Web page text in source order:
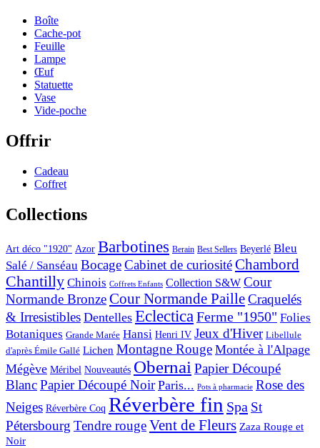
Boîte
Cache-pot
Feuille
Lampe
Œuf
Statuette
Vase
Vide-poche
Offrir
Cadeau
Coffret
Collections
Art déco "1920" Azor Barbotines Berain Best Sellers Beyerlé Bleu
Salé / Sanséau BocageCabinet de curiositéChambord
Chantilly Chinois Coffrets Enfants Collection S&W Cour
Normande BronzeCour Normande PailleCraquelés
& Irresistibles Dentelles EclecticaFerme "1950" Folies
Botaniques Grande Marée Hansi Henri IV Jeux d'Hiver Libellule
d'après Émile Gallé Lichen Montagne Rouge Montée à l'Alpage
Mégève Méribel Nouveautés ObernaiPapier Découpé
BlancPapier Découpé Noir Paris... Pots à pharmacie Rose des
Neiges Réverbère Coq Réverbère fin Spa St
Pétersbourg Tendre rougeVent de Fleurs Zaza Rouge et
Noir